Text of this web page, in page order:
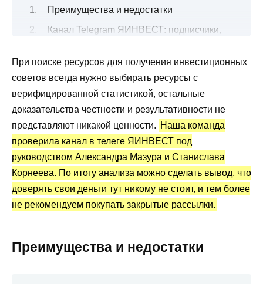
Преимущества и недостатки
Канал Telegram ЯИНВЕСТ: подписчики,
Чем занимаются и что предлагают?
Сведения по закрытой рассылке
прогнозов
ЯИНВЕСТ Александр Мазур: статистика и
отзывы
Какой можно сделать вывод?
При поиске ресурсов для получения инвестиционных
советов всегда нужно выбирать ресурсы с
верифицированной статистикой, остальные
доказательства честности и результативности не
представляют никакой ценности. Наша команда
проверила канал в телеге ЯИНВЕСТ под
руководством Александра Мазура и Станислава
Корнеева. По итогу анализа можно сделать вывод, что
доверять свои деньги тут никому не стоит, и тем более
не рекомендуем покупать закрытые рассылки.
Преимущества и недостатки